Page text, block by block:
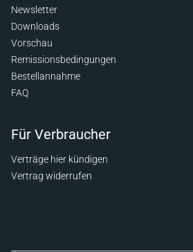
Newsletter
Downloads
Vorschau
Remissionsbedingungen
Bestellannahme
FAQ
Für Verbraucher
Verträge hier kündigen
Vertrag widerrufen